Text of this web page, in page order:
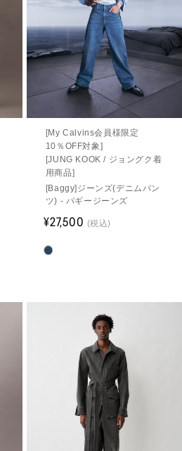
[My Calvins会員様限定
10％OFF対象]
[JUNG KOOK / ジョングク着
用商品]
[Baggy]ジーンズ(デニムパン
ツ) - バギージーンズ
¥27,500 (税込)